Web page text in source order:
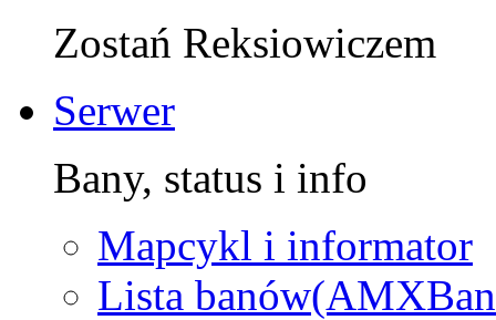
Zostań Reksiowiczem
Serwer
Bany, status i info
Mapcykl i informator
Lista